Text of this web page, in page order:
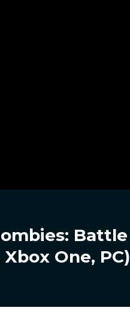
Battle
One, PC)